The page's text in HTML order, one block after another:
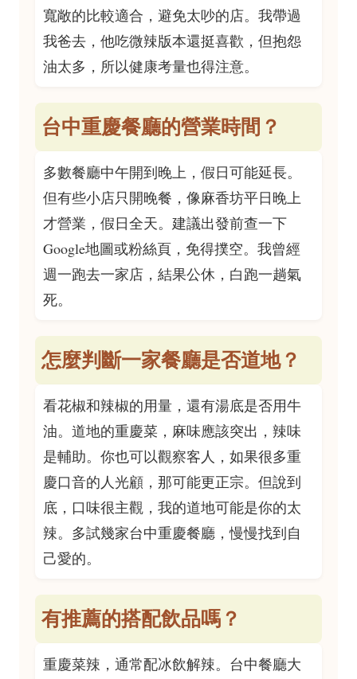
寬敞的比較適合，避免太吵的店。我帶過
我爸去，他吃微辣版本還挺喜歡，但抱怨
油太多，所以健康考量也得注意。
台中重慶餐廳的營業時間？
多數餐廳中午開到晚上，假日可能延長。
但有些小店只開晚餐，像麻香坊平日晚上
才營業，假日全天。建議出發前查一下
Google地圖或粉絲頁，免得撲空。我曾經
週一跑去一家店，結果公休，白跑一趟氣
死。
怎麼判斷一家餐廳是否道地？
看花椒和辣椒的用量，還有湯底是否用牛
油。道地的重慶菜，麻味應該突出，辣味
是輔助。你也可以觀察客人，如果很多重
慶口音的人光顧，那可能更正宗。但說到
底，口味很主觀，我的道地可能是你的太
辣。多試幾家台中重慶餐廳，慢慢找到自
己愛的。
有推薦的搭配飲品嗎？
重慶菜辣，通常配冰飲解辣。台中餐廳大